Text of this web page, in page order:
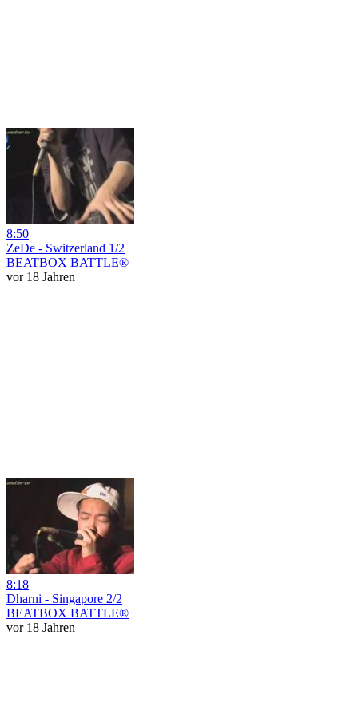
8:50
ZeDe - Switzerland 1/2
BEATBOX BATTLE®
vor 18 Jahren
8:18
Dharni - Singapore 2/2
BEATBOX BATTLE®
vor 18 Jahren